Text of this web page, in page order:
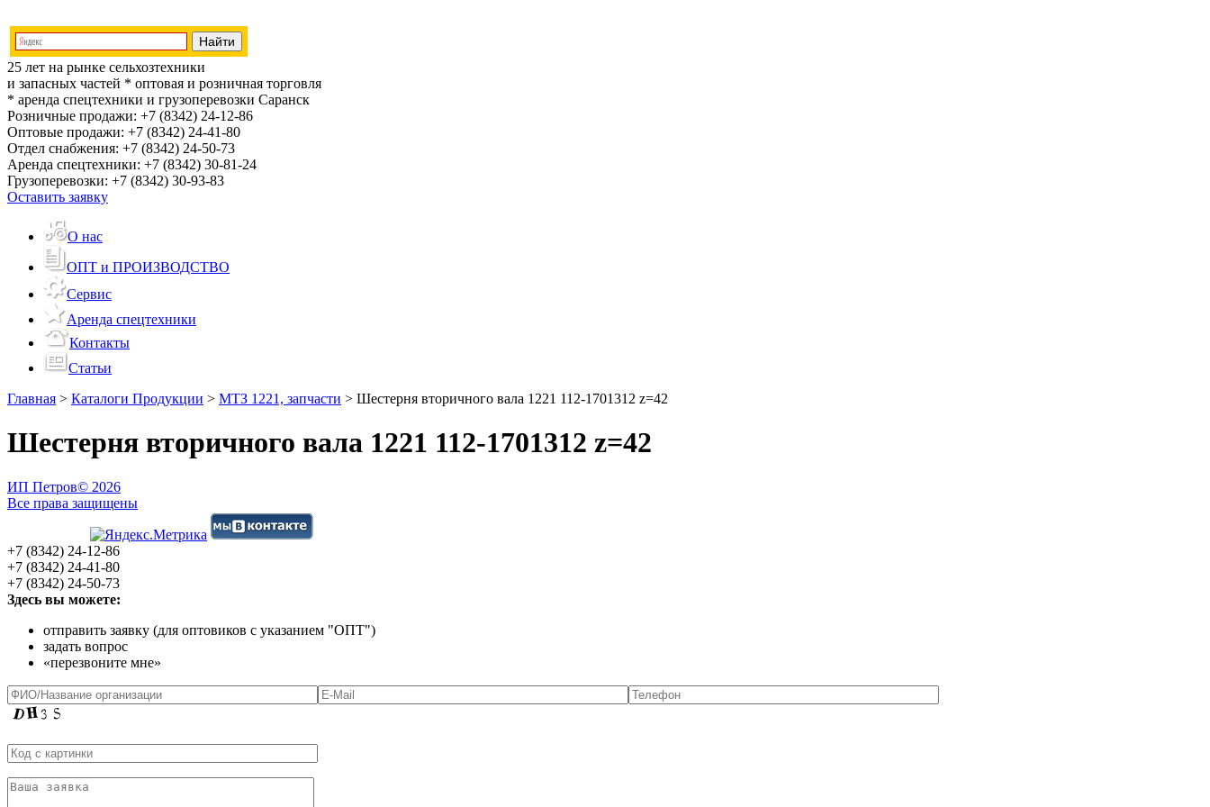
25 лет на рынке сельхозтехники
и запасных частей * оптовая и розничная торговля
* аренда спецтехники и грузоперевозки Саранск
Розничные продажи: +7 (8342) 24-12-86
Оптовые продажи: +7 (8342) 24-41-80
Отдел снабжения: +7 (8342) 24-50-73
Аренда спецтехники: +7 (8342) 30-81-24
Грузоперевозки: +7 (8342) 30-93-83
Оставить заявку
О нас
ОПТ и ПРОИЗВОДСТВО
Сервис
Аренда спецтехники
Контакты
Статьи
Главная > Каталоги Продукции > МТЗ 1221, запчасти > Шестерня вторичного вала 1221 112-1701312 z=42
Шестерня вторичного вала 1221 112-1701312 z=42
ИП Петров© 2026
Все права защищены
+7 (8342) 24-12-86
+7 (8342) 24-41-80
+7 (8342) 24-50-73
Здесь вы можете:
отправить заявку (для оптовиков с указанием "ОПТ")
задать вопрос
«перезвоните мне»